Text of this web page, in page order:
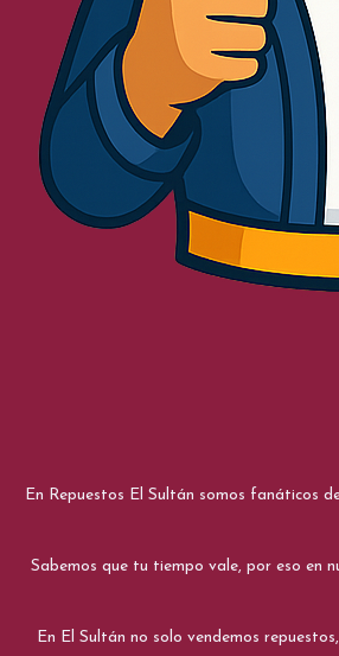
En Repuestos El Sultán somos fanáticos
Sabemos que tu tiempo vale, por eso en
En El Sultán no solo vendemos